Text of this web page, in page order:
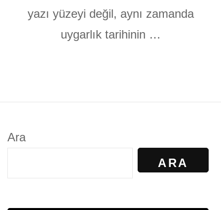
yazı yüzeyi değil, aynı zamanda
uygarlık tarihinin …
Ara
ARA